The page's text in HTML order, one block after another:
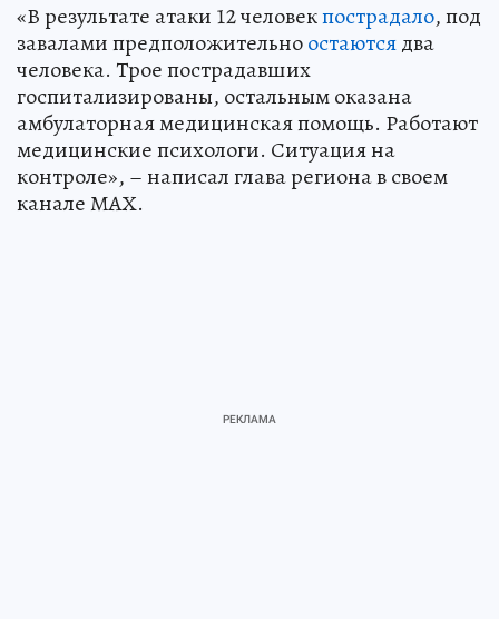
«В результате атаки 12 человекпострадало, под
завалами предположительноостаютсядва
человека. Трое пострадавших
госпитализированы, остальным оказана
амбулаторная медицинская помощь. Работают
медицинские психологи. Ситуация на
контроле», – написал глава региона в своем
канале МАХ.